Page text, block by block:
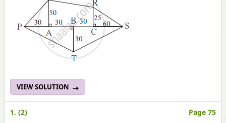
VIEW SOLUTION
1. (2) Page 75